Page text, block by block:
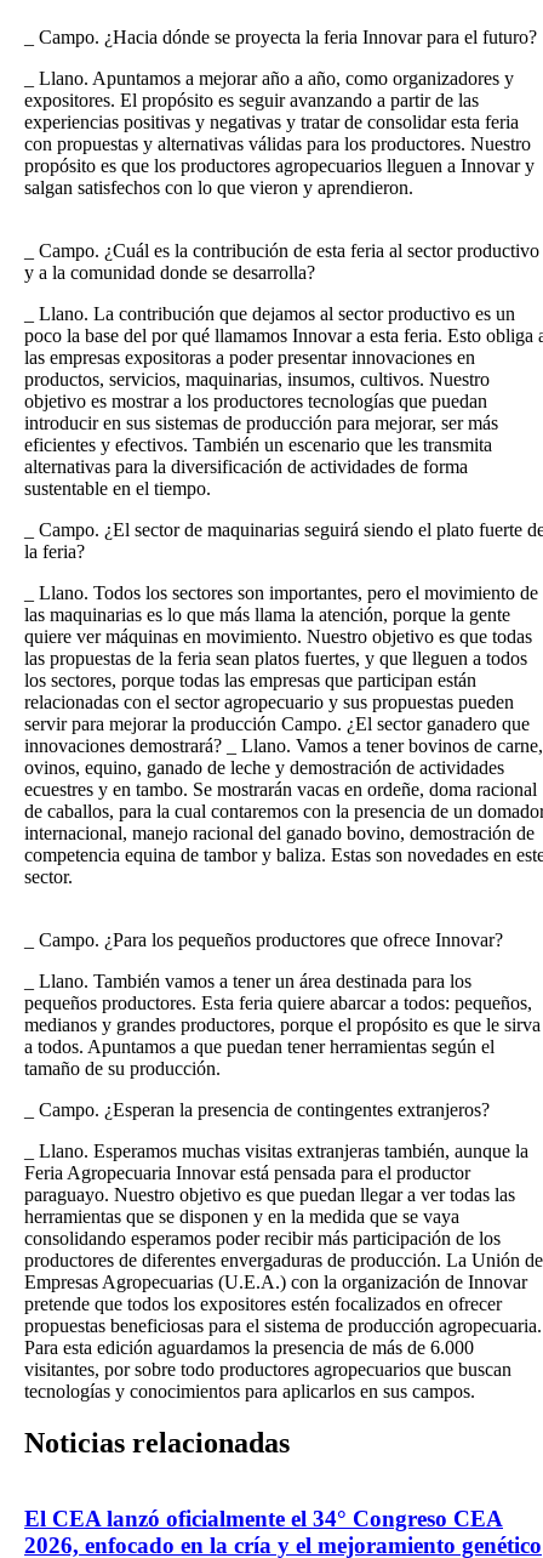
_ Campo. ¿Hacia dónde se proyecta la feria Innovar para el futuro?
_ Llano. Apuntamos a mejorar año a año, como organizadores y
expositores. El propósito es seguir avanzando a partir de las
experiencias positivas y negativas y tratar de consolidar esta feria
con propuestas y alternativas válidas para los productores. Nuestro
propósito es que los productores agropecuarios lleguen a Innovar y
salgan satisfechos con lo que vieron y aprendieron.
_ Campo. ¿Cuál es la contribución de esta feria al sector productivo
y a la comunidad donde se desarrolla?
_ Llano. La contribución que dejamos al sector productivo es un
poco la base del por qué llamamos Innovar a esta feria. Esto obliga
las empresas expositoras a poder presentar innovaciones en
productos, servicios, maquinarias, insumos, cultivos. Nuestro
objetivo es mostrar a los productores tecnologías que puedan
introducir en sus sistemas de producción para mejorar, ser más
eficientes y efectivos. También un escenario que les transmita
alternativas para la diversificación de actividades de forma
sustentable en el tiempo.
_ Campo. ¿El sector de maquinarias seguirá siendo el plato fuerte
la feria?
_ Llano. Todos los sectores son importantes, pero el movimiento de
las maquinarias es lo que más llama la atención, porque la gente
quiere ver máquinas en movimiento. Nuestro objetivo es que todas
las propuestas de la feria sean platos fuertes, y que lleguen a todos
los sectores, porque todas las empresas que participan están
relacionadas con el sector agropecuario y sus propuestas pueden
servir para mejorar la producción Campo. ¿El sector ganadero que
innovaciones demostrará? _ Llano. Vamos a tener bovinos de carne,
ovinos, equino, ganado de leche y demostración de actividades
ecuestres y en tambo. Se mostrarán vacas en ordeñe, doma racional
de caballos, para la cual contaremos con la presencia de un
internacional, manejo racional del ganado bovino, demostración de
competencia equina de tambor y baliza. Estas son novedades en
sector.
_ Campo. ¿Para los pequeños productores que ofrece Innovar?
_ Llano. También vamos a tener un área destinada para los
pequeños productores. Esta feria quiere abarcar a todos: pequeños,
medianos y grandes productores, porque el propósito es que le sirva
a todos. Apuntamos a que puedan tener herramientas según el
tamaño de su producción.
_ Campo. ¿Esperan la presencia de contingentes extranjeros?
_ Llano. Esperamos muchas visitas extranjeras también, aunque la
Feria Agropecuaria Innovar está pensada para el productor
paraguayo. Nuestro objetivo es que puedan llegar a ver todas las
herramientas que se disponen y en la medida que se vaya
consolidando esperamos poder recibir más participación de los
productores de diferentes envergaduras de producción. La Unión de
Empresas Agropecuarias (U.E.A.) con la organización de Innovar
pretende que todos los expositores estén focalizados en ofrecer
propuestas beneficiosas para el sistema de producción agropecuaria.
Para esta edición aguardamos la presencia de más de 6.000
visitantes, por sobre todo productores agropecuarios que buscan
tecnologías y conocimientos para aplicarlos en sus campos.
Noticias relacionadas
El CEA lanzó oficialmente el 34° Congreso CEA
2026, enfocado en la cría y el mejoramiento genético